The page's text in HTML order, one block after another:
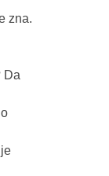
zna.
Da